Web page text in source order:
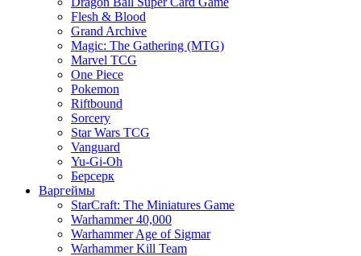
Flesh & Blood
Grand Archive
Magic: The Gathering (MTG)
Marvel TCG
One Piece
Pokemon
Riftbound
Sorcery
Star Wars TCG
Vanguard
Yu-Gi-Oh
Берсерк
Варгеймы
StarCraft: The Miniatures Game
Warhammer 40,000
Warhammer Age of Sigmar
Warhammer Kill Team